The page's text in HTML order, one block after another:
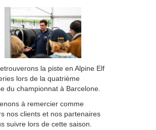
la piste en Alpine Elf
lors de la quatrième
du championnat à Barcelone.
à remercier comme
nos clients et nos partenaires
suivre lors de cette saison.